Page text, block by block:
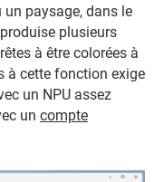
paysage, dans le
plusieurs
à être colorées à
à cette fonction exige
un NPU assez
un compte